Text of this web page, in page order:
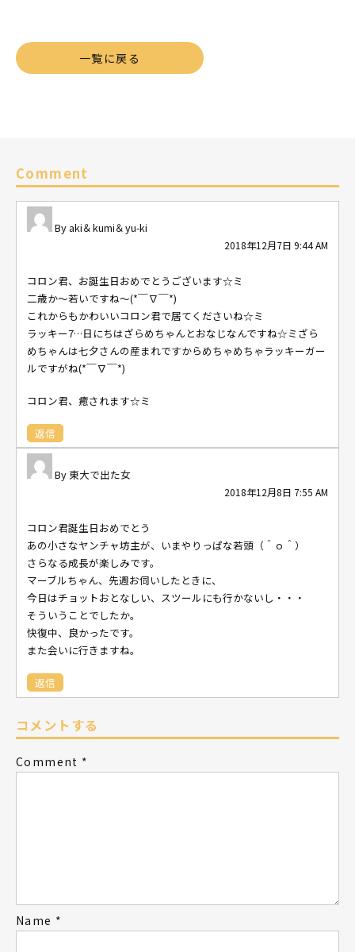
一覧に戻る
Comment
aki＆kumi＆yu-ki
2018年12月7日 9:44 AM
コロン君、お誕生日おめでとうございます☆ミ
二歳か～若いですね～(*￣∇￣*)
これからもかわいいコロン君で居てくださいね☆ミ
ラッキー7…日にちはざらめちゃんとおなじなんですね☆ミざら
めちゃんは七夕さんの産まれですからめちゃめちゃラッキーガー
ルですがね(*￣∇￣*)
コロン君、癒されます☆ミ
返信
東大で出た女
2018年12月8日 7:55 AM
コロン君誕生日おめでとう
あの小さなヤンチャ坊主が、いまやりっぱな若頭（＾ｏ＾）
さらなる成長が楽しみです。
マーブルちゃん、先週お伺いしたときに、
今日はチョットおとなしい、スツールにも行かないし・・・
そういうことでしたか。
快復中、良かったです。
また会いに行きますね。
返信
コメントする
Comment *
Name *